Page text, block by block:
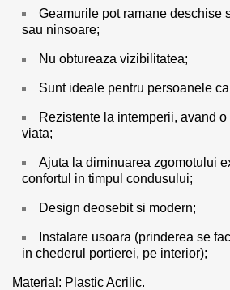
Geamurile pot ramane deschise
sau ninsoare;
Nu obtureaza vizibilitatea;
Sunt ideale pentru persoanele
Rezistente la intemperii, avand
viata;
Ajuta la diminuarea zgomotului
confortul in timpul condusului;
Design deosebit si modern;
Instalare usoara (prinderea se
in chederul portierei, pe interior);
Material: Plastic Acrilic.